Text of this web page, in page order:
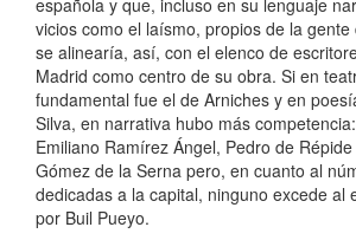
española y que, incluso en su lenguaje
vicios como el laísmo, propios de la
se alinearía, así, con el elenco de
Madrid como centro de su obra. Si en
fundamental fue el de Arniches y en
Silva, en narrativa hubo más
Emiliano Ramírez Ángel, Pedro de
Gómez de la Serna pero, en cuanto al
dedicadas a la capital, ninguno excede al
por Buil Pueyo.